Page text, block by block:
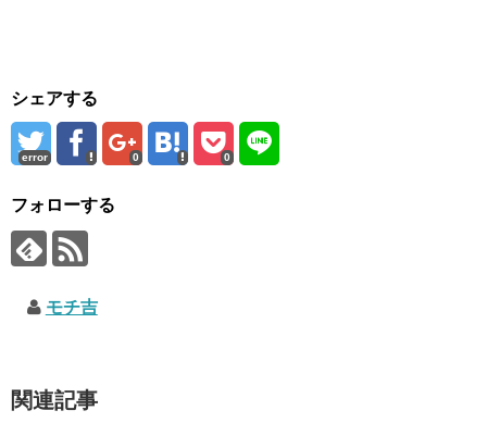
シェアする
error 0 0
フォローする
モチ吉
関連記事